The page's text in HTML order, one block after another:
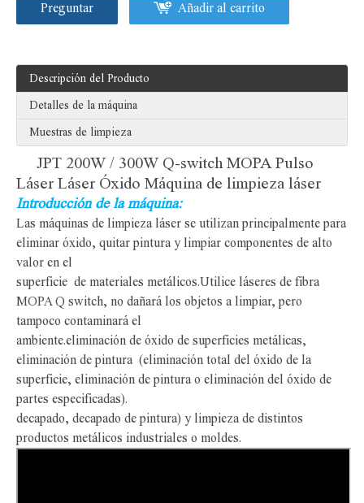
Preguntar Añadir al carrito
Descripción del Producto
Detalles de la máquina
Muestras de limpieza
JPT 200W / 300W Q-switch MOPA Pulso
Láser Láser Óxido Máquina de limpieza láser
Introducción de la máquina:
Las máquinas de limpieza láser se utilizan principalmente para
eliminar óxido, quitar pintura y limpiar componentes de alto
valor en el
superficie de materiales metálicos.Utilice láseres de fibra
MOPA Q switch, no dañará los objetos a limpiar, pero
tampoco contaminará el
ambiente.eliminación de óxido de superficies metálicas,
eliminación de pintura (eliminación total del óxido de la
superficie, eliminación de pintura o eliminación del óxido de
partes especificadas).
decapado, decapado de pintura) y limpieza de distintos
productos metálicos industriales o moldes.